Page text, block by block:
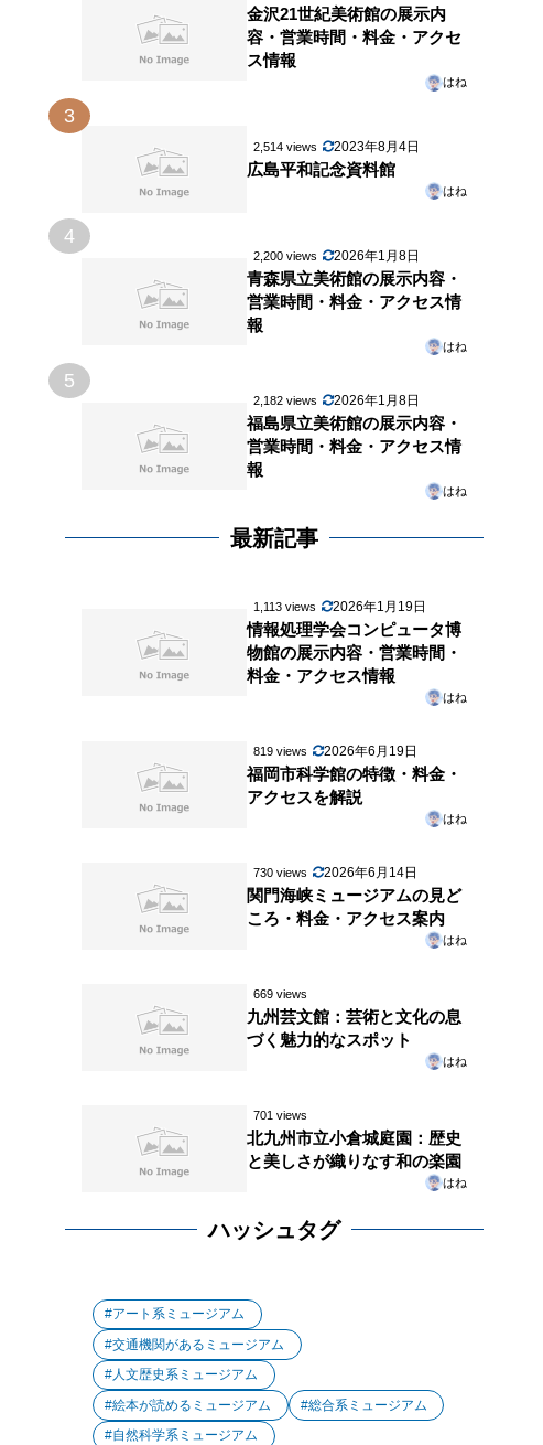
金沢21世紀美術館の展示内
容・営業時間・料金・アクセ
ス情報
はね
3
2,514 views 2023年8月4日
広島平和記念資料館
はね
4
2,200 views 2026年1月8日
青森県立美術館の展示内容・
営業時間・料金・アクセス情
報
はね
5
2,182 views 2026年1月8日
福島県立美術館の展示内容・
営業時間・料金・アクセス情
報
はね
最新記事
1,113 views 2026年1月19日
情報処理学会コンピュータ博
物館の展示内容・営業時間・
料金・アクセス情報
はね
819 views 2026年6月19日
福岡市科学館の特徴・料金・
アクセスを解説
はね
730 views 2026年6月14日
関門海峡ミュージアムの見ど
ころ・料金・アクセス案内
はね
669 views
九州芸文館：芸術と文化の息
づく魅力的なスポット
はね
701 views
北九州市立小倉城庭園：歴史
と美しさが織りなす和の楽園
はね
ハッシュタグ
アート系ミュージアム
交通機関があるミュージアム
人文歴史系ミュージアム
絵本が読めるミュージアム
総合系ミュージアム
自然科学系ミュージアム